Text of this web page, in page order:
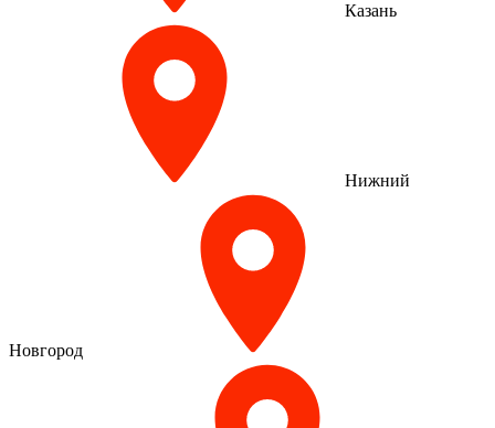
Казань
Нижний
Новгород